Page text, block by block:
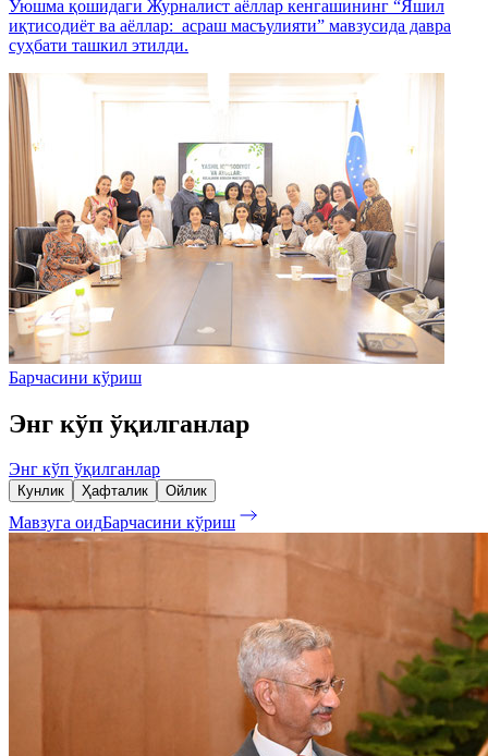
Уюшма қошидаги Журналист аёллар кенгашининг “Яшил
иқтисодиёт ва аёллар: асраш масъулияти” мавзусида давра
суҳбати ташкил этилди.
Барчасини кўриш
Энг кўп ўқилганлар
Энг кўп ўқилганлар
Кунлик Ҳафталик Ойлик
Мавзуга оидБарчасини кўриш